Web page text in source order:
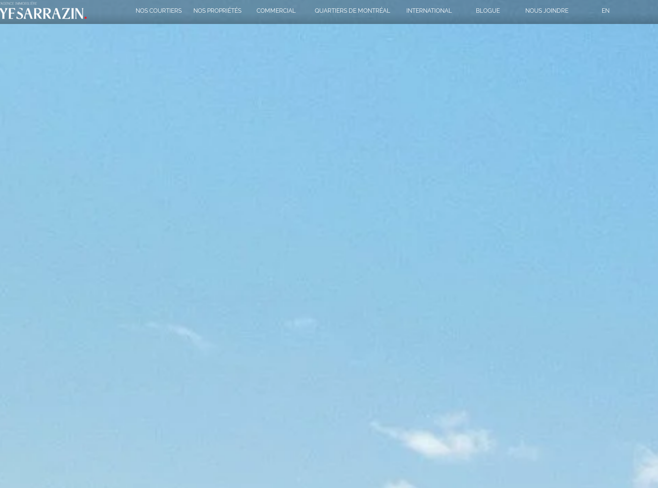
NOS COURTIERS NOS PROPRIÉTÉS COMMERCIAL QUARTIERS DE MONTRÉAL INTERNATIONAL BLOGUE NOUS JOINDRE EN